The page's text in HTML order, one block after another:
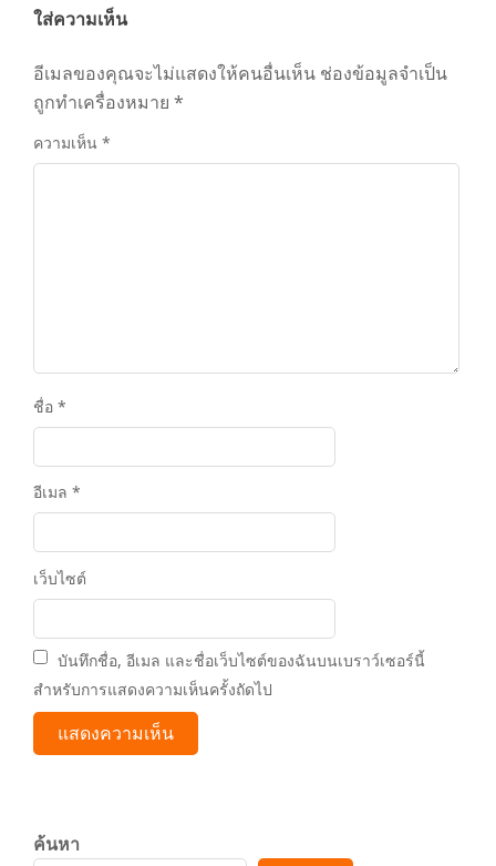
ใส่ความเห็น
อีเมลของคุณจะไม่แสดงให้คนอื่นเห็น ช่องข้อมูลจำเป็น
ถูกทำเครื่องหมาย *
ความเห็น *
ชื่อ *
อีเมล *
เว็บไซต์
บันทึกชื่อ, อีเมล และชื่อเว็บไซต์ของฉันบนเบราว์เซอร์นี้
สำหรับการแสดงความเห็นครั้งถัดไป
ค้นหา